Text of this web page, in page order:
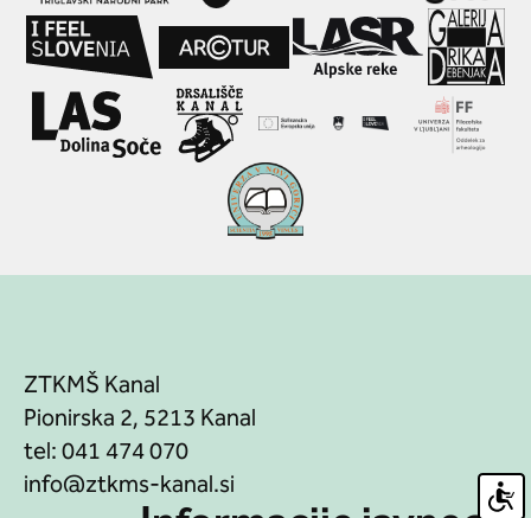
ZTKMŠ Kanal
Pionirska 2, 5213 Kanal
tel:041 474 070